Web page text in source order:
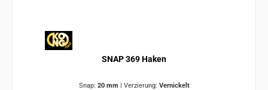
SNAP 369 Haken
Snap: 20 mm | Verzierung: Vernickelt